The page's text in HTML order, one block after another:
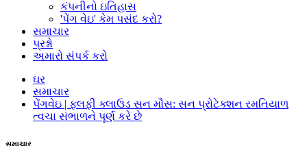
કંપનીનો ઇતિહાસ
'પેંગ વેઇ' કેમ પસંદ કરો?
સમાચાર
પ્રશ્નો
અમારો સંપર્ક કરો
ઘર
સમાચાર
પેંગવેઇ | ફ્લફી ક્લાઉડ સન મૌસ: સન પ્રોટેક્શન રમતિયાળ
ત્વચા સંભાળને પૂર્ણ કરે છે
સમાચાર